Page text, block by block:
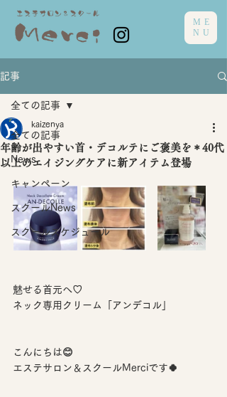
ME
NU
記事
全ての記事
News
キャンペーン
スクールNews
スクールスケジュール
全ての記事
年齢が出やすい首・デコルテにご褒美を＊40代
以上のエイジングケアに新アイテム登場
kaizenya
魅せる首元へ♡
ネック専用クリーム「アンデコル」
こんにちは😊
エステサロン＆スクールMerciです🍀